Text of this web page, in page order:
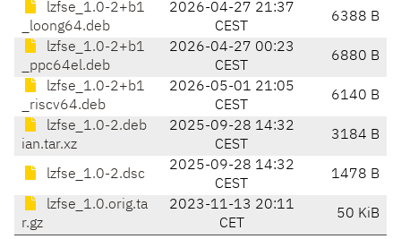
lzfse_1.0-2+b1
_loong64.deb
2026-04-27 21:37
CEST
6388 B
lzfse_1.0-2+b1
_ppc64el.deb
2026-04-27 00:23
CEST
6880 B
lzfse_1.0-2+b1
_riscv64.deb
2026-05-01 21:05
CEST
6140 B
lzfse_1.0-2.deb
ian.tar.xz
2025-09-28 14:32
CEST
3184 B
lzfse_1.0-2.dsc
2025-09-28 14:32
CEST
1478 B
lzfse_1.0.orig.ta
r.gz
2023-11-13 20:11
CET
50 KiB